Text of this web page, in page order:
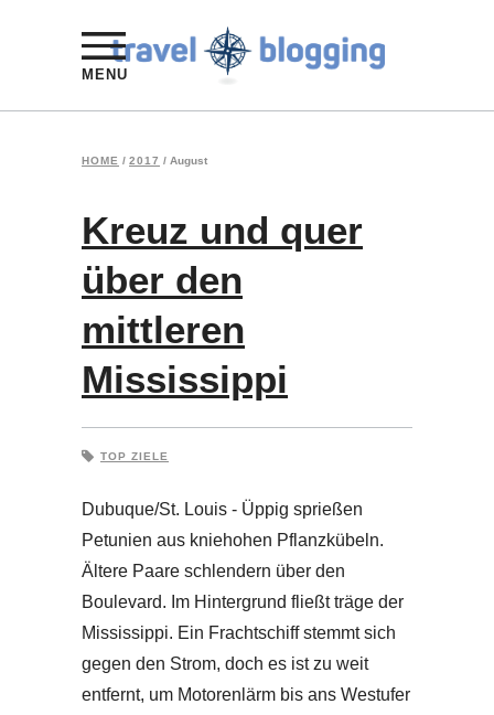
MENU
HOME / 2017 / August
Kreuz und quer
über den
mittleren
Mississippi
TOP ZIELE
Dubuque/St. Louis - Üppig sprießen
Petunien aus kniehohen Pflanzkübeln.
Ältere Paare schlendern über den
Boulevard. Im Hintergrund fließt träge der
Mississippi. Ein Frachtschiff stemmt sich
gegen den Strom, doch es ist zu weit
entfernt, um Motorenlärm bis ans Westufer